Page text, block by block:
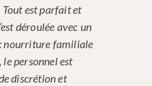
est parfait et
déroulée avec un
nourriture familiale
personnel est
discrétion et